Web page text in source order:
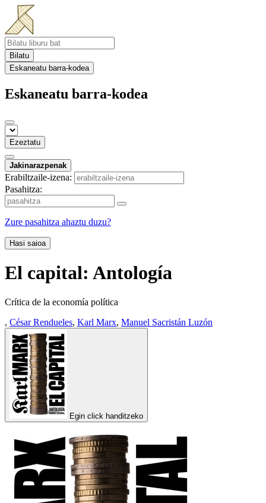
Bilatu
Eskaneatu barra-kodea
Eskaneatu barra-kodea
Ezeztatu
Jakinarazpenak
Erabiltzaile-izena:
Pasahitza:
Zure pasahitza ahaztu duzu?
Hasi saioa
El capital: Antología
Crítica de la economía política
, César Rendueles, Karl Marx, Manuel Sacristán Luzón
Egin click handitzeko